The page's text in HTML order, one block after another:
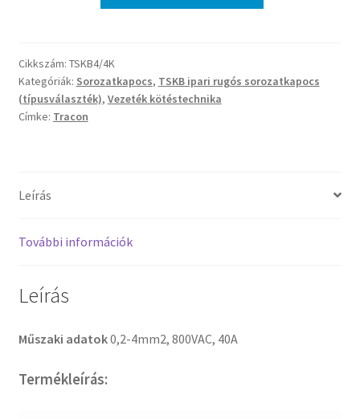
sorozatkapocs,
rugós,
sínre,
kék
Cikkszám: TSKB4/4K
Kategóriák: Sorozatkapocs, TSKB ipari rugós sorozatkapocs
(típusválaszték), Vezeték kötéstechnika
Címke: Tracon
Leírás
További információk
Leírás
Műszaki adatok0,2-4mm2, 800VAC, 40A
Termékleírás: